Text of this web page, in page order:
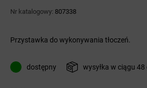
Nr katalogowy: 807338
Przystawka do wykonywania tłoczeń.
dostępny wysyłka w ciągu 48